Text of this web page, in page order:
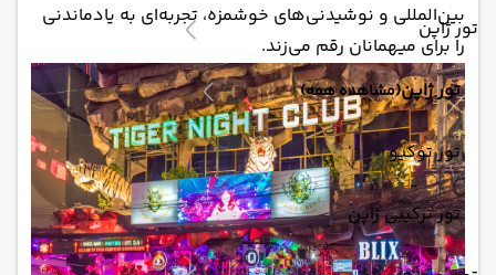
تور ژاپن
تور ژاپن(مشاهده همه)
تور توکیو
تور ترکیبی ژاپن
بین‌المللی و نوشیدنی‌های خوشمزه، تجربه‌ای به یادماندنی
را برای میهمانان رقم می‌زند.